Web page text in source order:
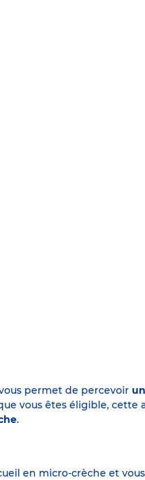
permet de percevoir
vous êtes éligible, cette
.
en micro-crèche et